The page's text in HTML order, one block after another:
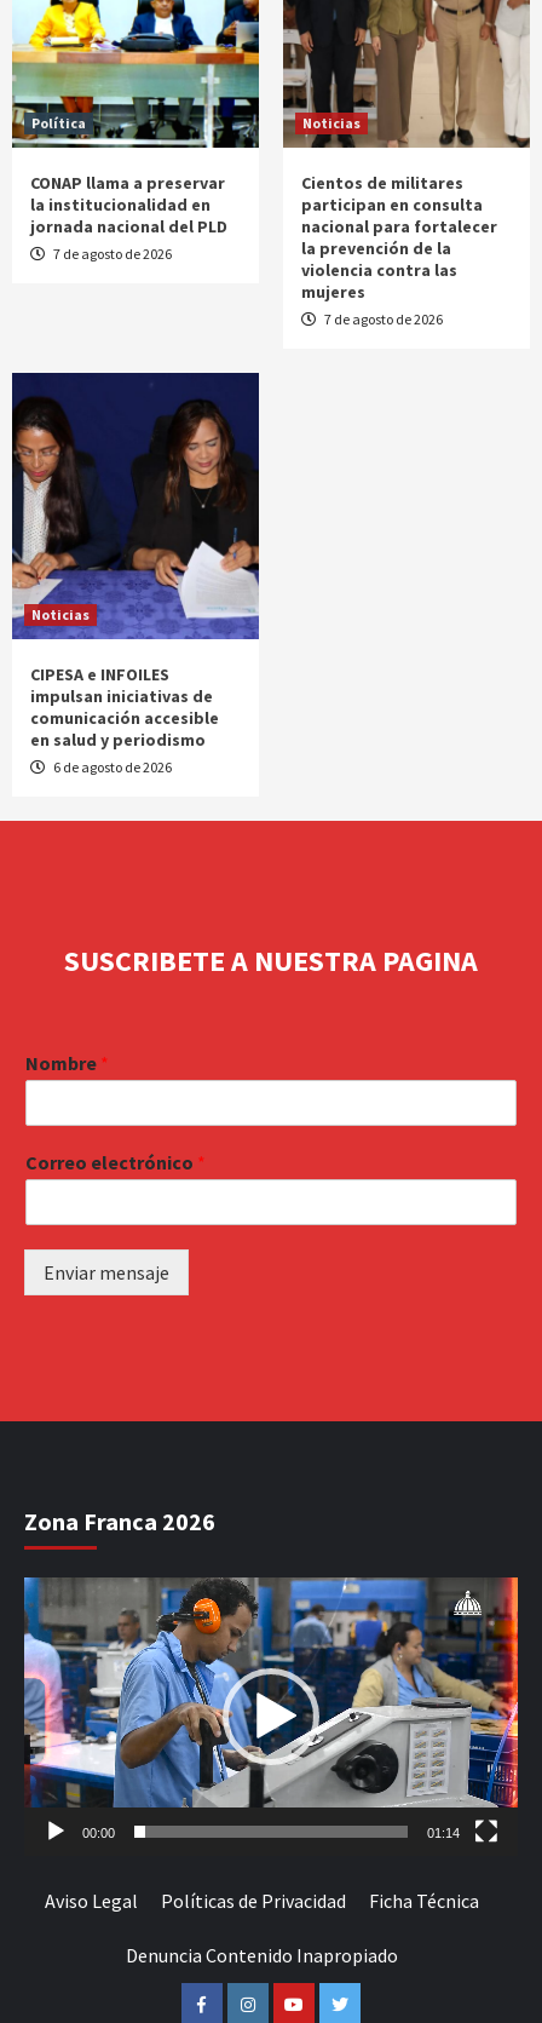
Política
CONAP llama a preservar
la institucionalidad en
jornada nacional del PLD
7 de agosto de 2026
Noticias
Cientos de militares
participan en consulta
nacional para fortalecer
la prevención de la
violencia contra las
mujeres
7 de agosto de 2026
Noticias
CIPESA e INFOILES
impulsan iniciativas de
comunicación accesible
en salud y periodismo
6 de agosto de 2026
SUSCRIBETE A NUESTRA PAGINA
Nombre *
Correo electrónico *
Enviar mensaje
Zona Franca 2026
Reproductor
de
vídeo
00:00 01:14
Aviso Legal Políticas de Privacidad Ficha Técnica
Denuncia Contenido Inapropiado
FacebookInstagramYoutubeTwitter